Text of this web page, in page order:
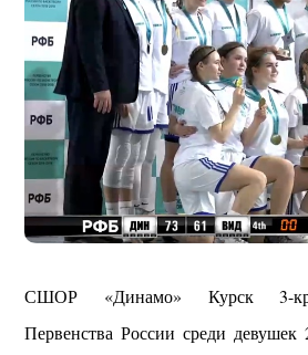
СШОР «Динамо» Курск 3-
Первенства России среди